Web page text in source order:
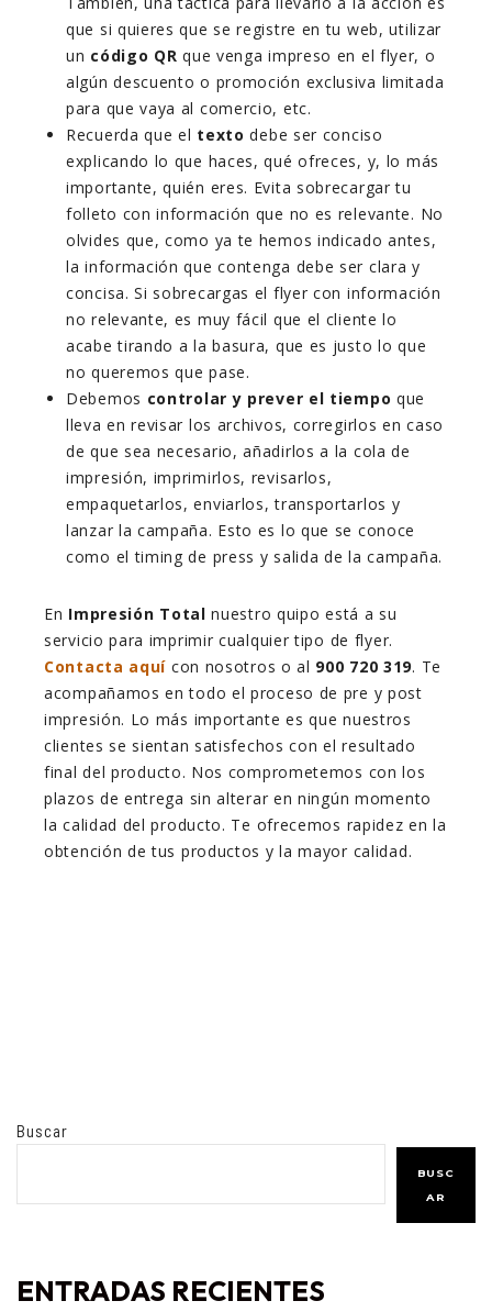
que si quieres que se registre en tu web, utilizar
un código QR que venga impreso en el flyer, o
algún descuento o promoción exclusiva limitada
para que vaya al comercio, etc.
Recuerda que el texto debe ser conciso
explicando lo que haces, qué ofreces, y, lo más
importante, quién eres. Evita sobrecargar tu
folleto con información que no es relevante. No
olvides que, como ya te hemos indicado antes,
la información que contenga debe ser clara y
concisa. Si sobrecargas el flyer con información
no relevante, es muy fácil que el cliente lo
acabe tirando a la basura, que es justo lo que
no queremos que pase.
Debemos controlar y prever el tiempo que
lleva en revisar los archivos, corregirlos en caso
de que sea necesario, añadirlos a la cola de
impresión, imprimirlos, revisarlos,
empaquetarlos, enviarlos, transportarlos y
lanzar la campaña. Esto es lo que se conoce
como el timing de press y salida de la campaña.
En Impresión Total nuestro quipo está a su
servicio para imprimir cualquier tipo de flyer.
Contacta aquí con nosotros o al 900 720 319. Te
acompañamos en todo el proceso de pre y post
impresión. Lo más importante es que nuestros
clientes se sientan satisfechos con el resultado
final del producto. Nos comprometemos con los
plazos de entrega sin alterar en ningún momento
la calidad del producto. Te ofrecemos rapidez en la
obtención de tus productos y la mayor calidad.
Buscar
BUSC
AR
ENTRADAS RECIENTES